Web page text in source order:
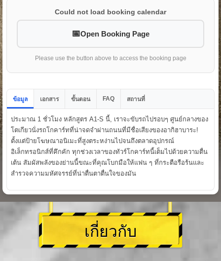
Could not load booking calendar
Open Booking Page
Please use the button above to access the booking page
ข้อมูล เอกสาร ขั้นตอน FAQ สถานที่
ประมาณ 1 ชั่วโมง หลักสูตร A1-S นี้, เราจะขับรถไปรอบๆ ศูนย์กลางของ
โตเกียวนั่งรถโกคาร์ทที่น่าจดจำผ่านถนนที่มีชื่อเสียงของอากิฮาบาระ!
ตั้งแต่ป้ายโฆษณาอนิเมะที่สูงตระหง่านไปจนถึงตลาดอุปกรณ์
อิเล็กทรอนิกส์ที่คึกคัก ทุกช่วงเวลาของทัวร์โกคาร์ทนี้เต็มไปด้วยความตื่น
เต้น สัมผัสพลังของย่านนี้ขณะที่คุณโบกมือให้แฟน ๆ ที่กระตือรือร้นและ
สำรวจความมหัศจรรย์ที่น่าตื่นตาตื่นใจของมัน
เกี่ยวกับ